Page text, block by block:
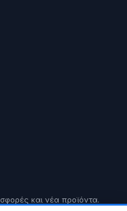
και νέα προϊόντα.